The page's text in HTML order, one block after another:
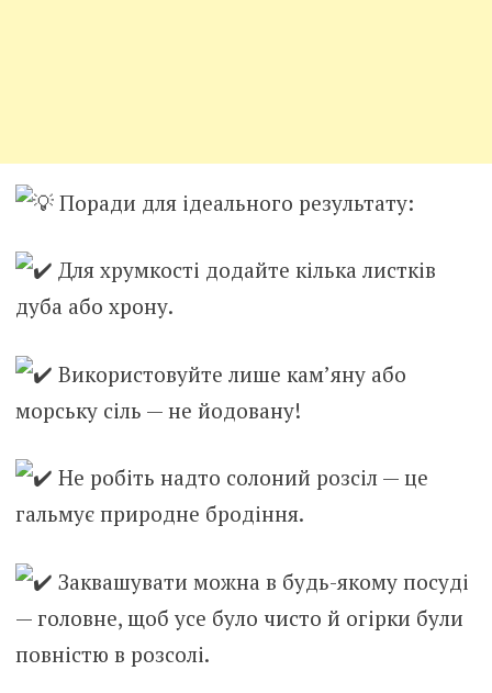
Поради для ідеального результату:
Для хрумкості додайте кілька листків
дуба або хрону.
Використовуйте лише кам’яну або
морську сіль — не йодовану!
Не робіть надто солоний розсіл — це
гальмує природне бродіння.
Заквашувати можна в будь-якому посуді
— головне, щоб усе було чисто й огірки були
повністю в розсолі.